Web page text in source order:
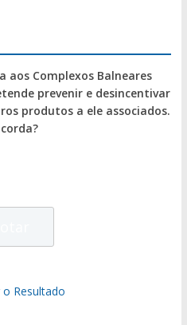
aos Complexos Balneares
prevenir e desincentivar
produtos a ele associados.
o Resultado